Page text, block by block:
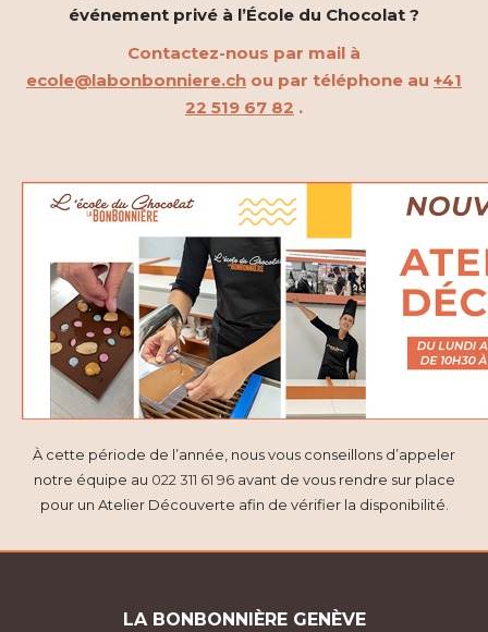
événement privé à l’École du Chocolat ?
Contactez-nous par mail à
ecole@labonbonniere.ch ou par téléphone au +41
22 519 67 82 .
À cette période de l’année, nous vous conseillons d’appeler
notre équipe au 022 311 61 96avant de vous rendre sur place
pour un Atelier Découverte afin de vérifier la disponibilité.
LA BONBONNIÈRE GENÈVE